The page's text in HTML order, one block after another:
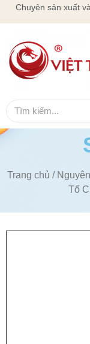
Chuyên sản xuất
Trang chủ /
Tố